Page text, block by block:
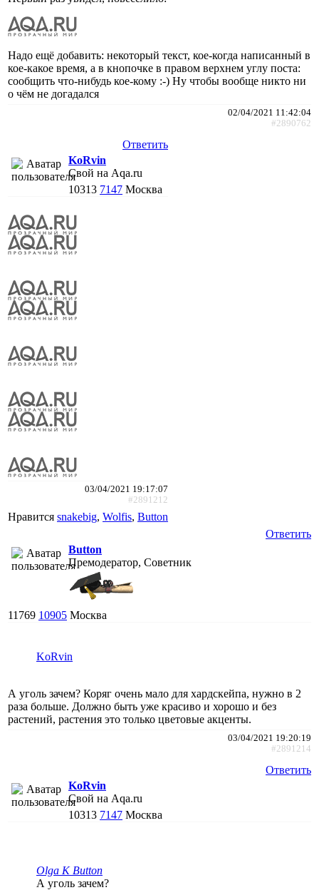
Надо ещё добавить: некоторый текст, кое-когда написанный в
кое-какое время, а в кнопочке в правом верхнем углу поста:
сообщить что-нибудь кое-кому :-) Ну чтобы вообще никто ни
о чём не догадался
02/04/2021 11:42:04
#2890762
Ответить
KoRvin
Свой на Aqa.ru
10313 7147 Москва
03/04/2021 19:17:07
#2891212
Нравится snakebig, Wolfis, Button
Ответить
Button
Премодератор, Советник
11769 10905 Москва
KoRvin
А уголь зачем? Коряг очень мало для хардскейпа, нужно в 2
раза больше. Должно быть уже красиво и хорошо и без
растений, растения это только цветовые акценты.
03/04/2021 19:20:19
#2891214
Ответить
KoRvin
Свой на Aqa.ru
10313 7147 Москва
Olga K Button
А уголь зачем?